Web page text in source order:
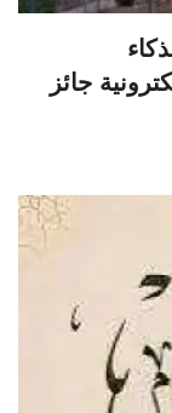
جائز